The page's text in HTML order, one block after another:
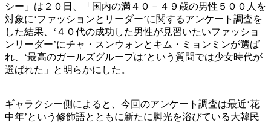
シー」は２０日、「国内の満４０－４９歳の男性５００人を
対象に‘ファッションとリーダー’に関するアンケート調査を
した結果、‘４０代の成功した男性が見習いたいファッショ
ンリーダー’にチャ・スンウォンとキム・ミョンミンが選ば
れ、‘最高のガールズグループは’という質問では少女時代が
選ばれた」と明らかにした。
ギャラクシー側によると、今回のアンケート調査は最近‘花
中年’という修飾語とともに新たに脚光を浴びている大韓民